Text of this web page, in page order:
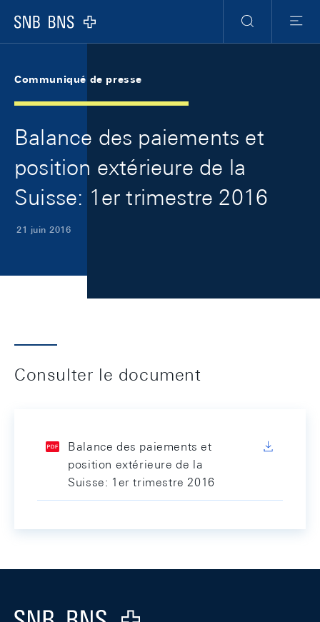
Logo
RechercheMenu
Communiqué de presse
Balance des paiements et
position extérieure de la
Suisse: 1er trimestre 2016
21 juin 2016
Consulter le document
Balance des paiements et
position extérieure de la
Suisse: 1er trimestre 2016
Logo